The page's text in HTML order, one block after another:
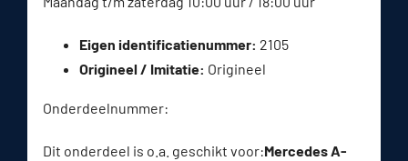
Eigen identificatienummer: 2105
Origineel / Imitatie: Origineel
Onderdeelnummer:
Dit onderdeel is o.a. geschikt voor:Mercedes A-